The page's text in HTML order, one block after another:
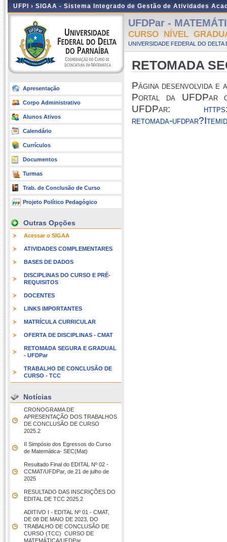
UFPI › SIGAA - Sistema Integrado de Gestão de Atividades
Apresentação
Corpo Administrativo
Alunos Ativos
Calendário
Currículos
Documentos
Turmas
Trab. de Conclusão de Curso
Projeto Político Pedagógico
Outras Opções
Acessar o SIGAA
ATIVIDADES COMPLEMENTARES
BASES DE DADOS
DISCIPLINAS DO CURSO E PRÉ-
REQUISITOS
DOCENTES
LINKS IMPORTANTES
MATRÍCULA CURRICULAR
OFERTA DE DISCIPLINAS - CMAT
RETOMADA SEGURA E GRADUAL
- UFDPar
TRABALHO DE CONCLUSÃO DE
CURSO - TCC
Notícias
CRONOGRAMA DE
APRESENTAÇÃO DOS TRABALHOS
DE CONCLUSÃO DE CURSO 
2025.2
II Simpósio dos Egressos do Curso
de Matemática- SEC(Mat)
Resultado Final do EDITAL Nº 02 -
CCMAT/UFDPar, de 21 de julho de
2025
RESULTADO DAS INSCRIÇÕES DO
EDITAL DE TCC 2025.2
ADITIVO I - EDITAL Nº 01 - CMAT,
DE 08 DE MAIO DE 2023, DO
TRABALHO DE CONCLUSÃO DE
CURSO (TCC)  CURSO DE
MATEMÁTICA/UFDPar
UFDPar -
CURSO NÍVEL
UNIVERSIDADE FEDERAL DO DELTA
RETOMADA
Página desenvolvida e
Portal da UFDPar
UFDPar:
retomada-